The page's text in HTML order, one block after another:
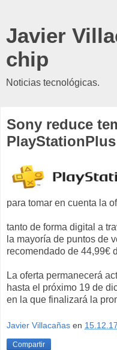
Javier
chip
Noticias tecnológicas.
Sony reduce
para tomar en cuenta la
tanto de forma digital a
la mayoría de puntos de
recomendado de 44,99€
La oferta permanecerá
hasta el próximo 19 de
en la que finalizará la
Javier Villacañas en 15.12.17
Compartir